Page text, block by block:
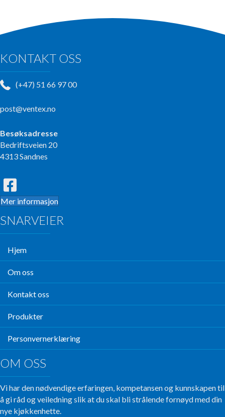
KONTAKT OSS
(+47) 51 66 97 00
post@ventex.no
Besøksadresse
Bedriftsveien 20
4313 Sandnes
Mer informasjon
SNARVEIER
Hjem
Om oss
Kontakt oss
Produkter
Personvernerklæring
OM OSS
Vi har den nødvendige erfaringen, kompetansen og kunnskapen til
å gi råd og veiledning slik at du skal bli strålende fornøyd med din
nye kjøkkenhette.